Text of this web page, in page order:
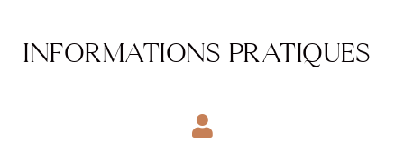
INFORMATIONS PRATIQUES